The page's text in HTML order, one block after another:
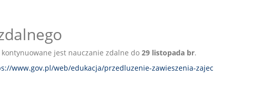
kontynuowane jest nauczanie zdalne do 29 listopada br.
www.gov.pl/web/edukacja/przedluzenie-zawieszenia-zajec